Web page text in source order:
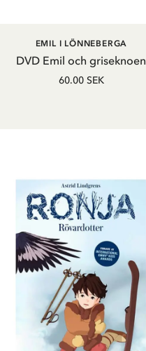
LÄGG I VARUKORG
DVD Emil och griseknoen
EMIL I LÖNNEBERGA
60.00 SEK